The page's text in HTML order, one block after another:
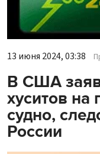
13 июня 2024, 03:38
В США
хуситов на
судно,
России